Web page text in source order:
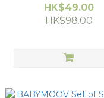
HK$49.00
HK$98.00